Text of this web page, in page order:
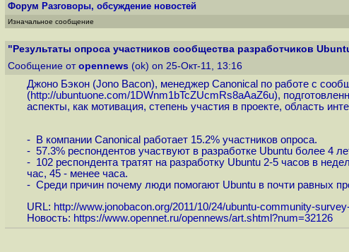
Форум Разговоры, обсуждение новостей
Изначальное сообщение
"Результаты опроса участников сообщества разработчиков
Сообщение от opennews (ok) on 25-Окт-11, 13:16
Джоно Бэкон (Jono Bacon), менеджер Canonical по работе с
(http://ubuntuone.com/1DWnm1bTcZUcmRs8aAaZ6u),
аспекты, как мотивация, степень участия в проекте, область
- В компании Canonical работает 15.2% участников опроса.
- 57.3% респондентов участвуют в разработке Ubuntu более 4
- 102 респондента тратят на разработку Ubuntu 2-5 часов в
час, 45 - менее часа.
- Среди причин почему люди помогают Ubuntu в почти равных
URL: http://www.jonobacon.org/2011/10/24/ubuntu-community-
Новость: https://www.opennet.ru/opennews/art.shtml?num=32126